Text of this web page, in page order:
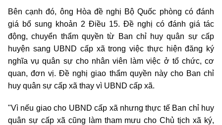
Bên cạnh đó, ông Hòa đề nghị Bộ Quốc phòng có đánh
giá bổ sung khoản 2 Điều 15. Đề nghị có đánh giá tác
động, chuyển thẩm quyền từ Ban chỉ huy quân sự cấp
huyện sang UBND cấp xã trong việc thực hiện đăng ký
nghĩa vụ quân sự cho nhân viên làm việc ở tổ chức, cơ
quan, đơn vị. Đề nghị giao thẩm quyền này cho Ban chỉ
huy quân sự cấp xã thay vì UBND cấp xã.
"Vì nếu giao cho UBND cấp xã nhưng thực tế Ban chỉ huy
quân sự cấp xã cũng làm tham mưu cho Chủ tịch xã ký,